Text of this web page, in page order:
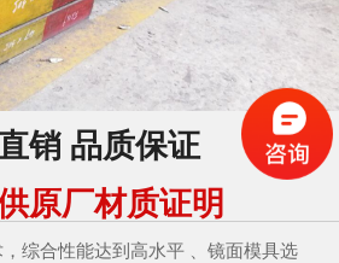
销 品质保证
原厂材质证明
综合性能达到高水平 、镜面模具选